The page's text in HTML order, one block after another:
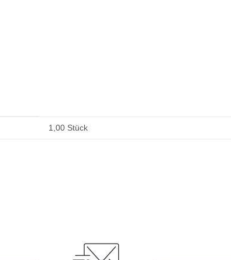
1,00 Stück